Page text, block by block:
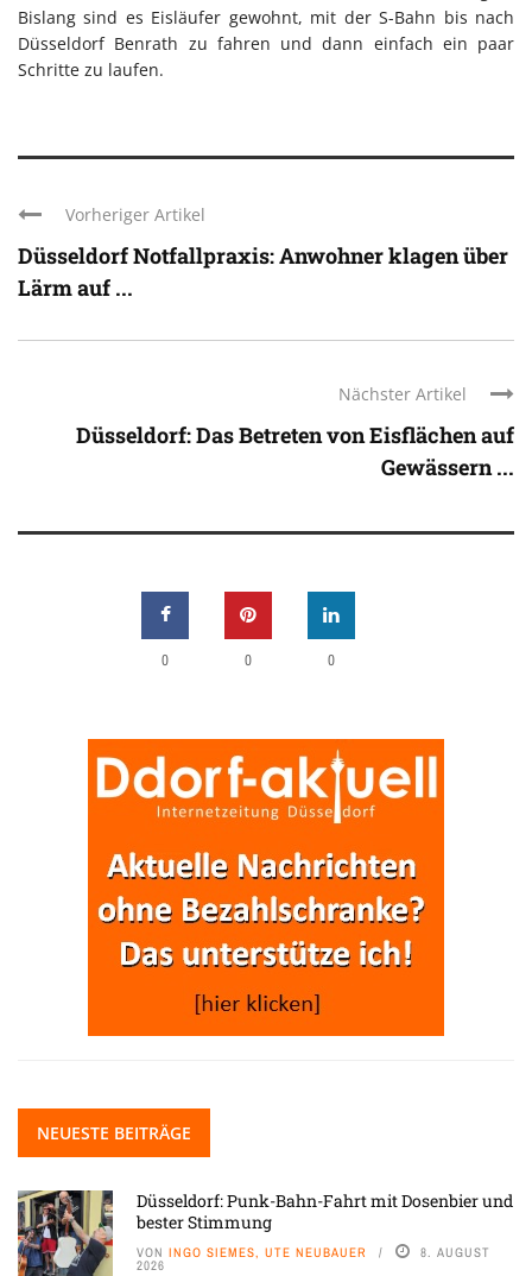
Bislang sind es Eisläufer gewohnt, mit der S-Bahn bis nach
Düsseldorf Benrath zu fahren und dann einfach ein paar
Schritte zu laufen.
Vorheriger Artikel
Düsseldorf Notfallpraxis: Anwohner klagen über
Lärm auf ...
Nächster Artikel
Düsseldorf: Das Betreten von Eisflächen auf
Gewässern ...
0 0 0
NEUESTE BEITRÄGE
Düsseldorf: Punk-Bahn-Fahrt mit Dosenbier und
bester Stimmung
VON INGO SIEMES, UTE NEUBAUER 8. AUGUST
2026